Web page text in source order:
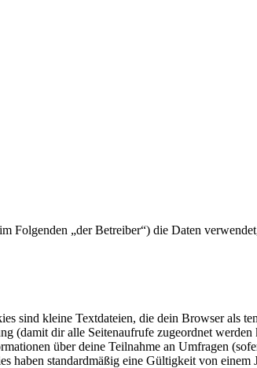
„der Betreiber“) die Daten
sind kleine Textdateien, die dein Browser als
(damit dir alle Seitenaufrufe zugeordnet
über deine Teilnahme an Umfragen
haben standardmäßig eine Gültigkeit von